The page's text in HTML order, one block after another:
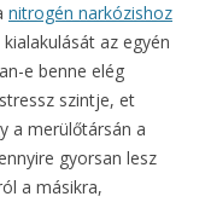
nitrogén narkózishoz
az egyén
e benne elég
szintje, et
a merülőtársán a
gyorsan lesz
a másikra,